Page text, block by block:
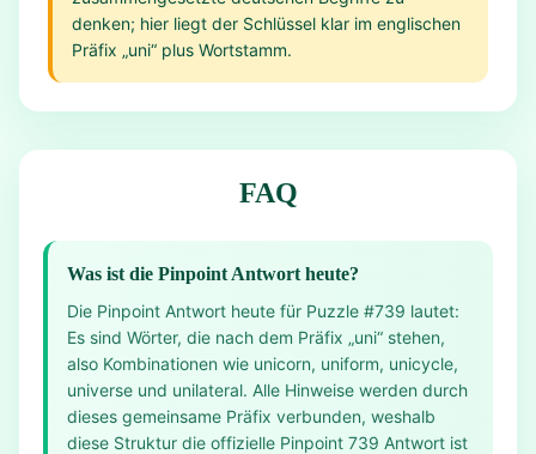
denken; hier liegt der Schlüssel klar im englischen
Präfix „uni“ plus Wortstamm.
FAQ
Was ist die Pinpoint Antwort heute?
Die Pinpoint Antwort heute für Puzzle #739 lautet:
Es sind Wörter, die nach dem Präfix „uni“ stehen,
also Kombinationen wie unicorn, uniform, unicycle,
universe und unilateral. Alle Hinweise werden durch
dieses gemeinsame Präfix verbunden, weshalb
diese Struktur die offizielle Pinpoint 739 Antwort ist